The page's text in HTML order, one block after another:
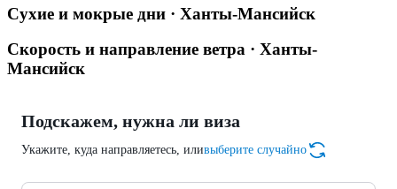
Сухие и мокрые дни · Ханты-Мансийск
Скорость и направление ветра · Ханты-
Мансийск
Подскажем, нужна ли виза
Укажите, куда направляетесь, иливыберите случайно